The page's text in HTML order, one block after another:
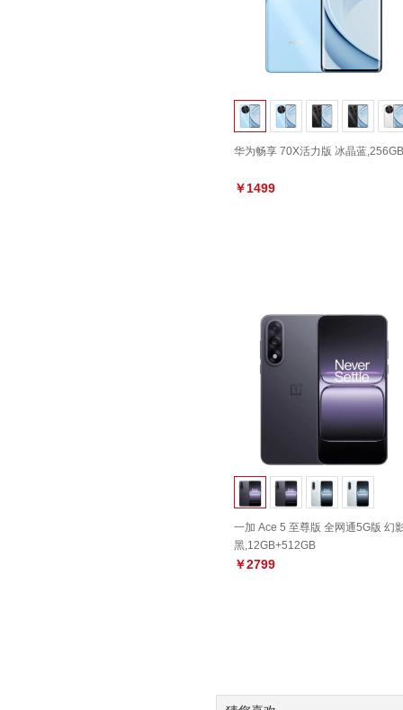
华为畅享 70X活力版 冰晶蓝,256GB
￥1499
一加 Ace 5 至尊版 全网通5G版 幻
黑,12GB+512GB
￥2799